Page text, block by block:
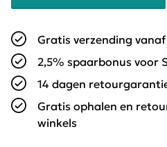
Gratis verzending vanaf
2,5% spaarbonus voor
14 dagen
Gratis ophalen en
winkels